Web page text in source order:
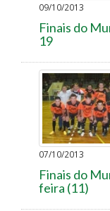
09/10/2013
Finais do
19
07/10/2013
Finais do
feira (11)